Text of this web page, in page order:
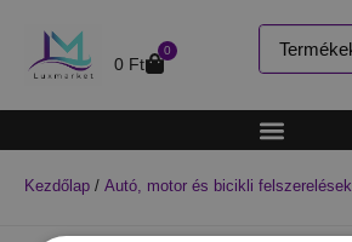
0 Ft
0
Kezdőlap / Autó, motor és bicikli felszerelések